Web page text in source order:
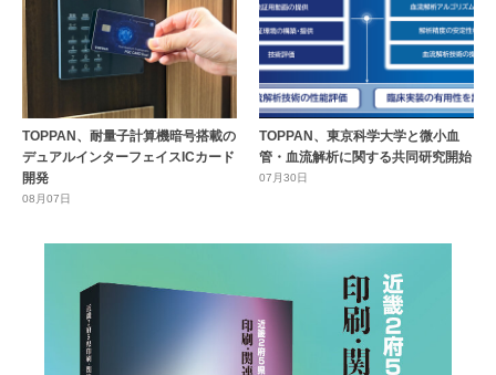
TOPPAN、耐量子計算機暗号搭載の
デュアルインターフェイスICカード
開発
08月07日
TOPPAN、東京科学大学と微小血
管・血流解析に関する共同研究開始
07月30日